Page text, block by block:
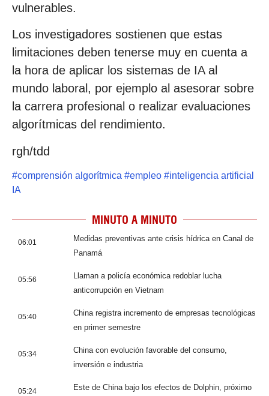
vulnerables.
Los investigadores sostienen que estas
limitaciones deben tenerse muy en cuenta a
la hora de aplicar los sistemas de IA al
mundo laboral, por ejemplo al asesorar sobre
la carrera profesional o realizar evaluaciones
algorítmicas del rendimiento.
rgh/tdd
#comprensión algorítmica #empleo #inteligencia artificial
IA
MINUTO A MINUTO
06:01
Medidas preventivas ante crisis hídrica en Canal de
Panamá
05:56
Llaman a policía económica redoblar lucha
anticorrupción en Vietnam
05:40
China registra incremento de empresas tecnológicas
en primer semestre
05:34
China con evolución favorable del consumo,
inversión e industria
05:24
Este de China bajo los efectos de Dolphin, próximo